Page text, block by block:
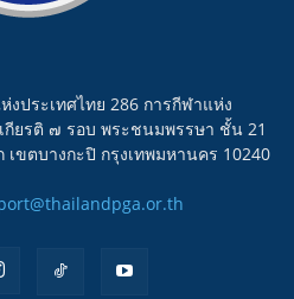
ประเทศไทย 286 การกีฬาแห่ง
กียรติ ๗ รอบ พระชนมพรรษา ชั้น 21
ขตบางกะปิ กรุงเทพมหานคร 10240